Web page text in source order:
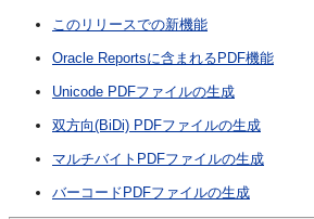
このリリースでの新機能
Oracle Reportsに含まれるPDF機能
Unicode PDFファイルの生成
双方向(BiDi) PDFファイルの生成
マルチバイトPDFファイルの生成
バーコードPDFファイルの生成